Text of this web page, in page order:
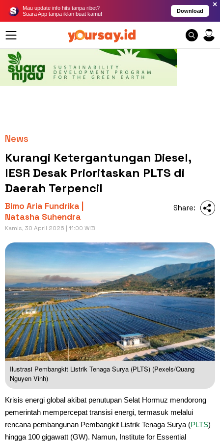
Mau update info hits tanpa ribet?
Suara App tanpa iklan buat kamu!
Download
×
News
Kurangi Ketergantungan Diesel,
IESR Desak Prioritaskan PLTS di
Daerah Terpencil
Bimo Aria Fundrika |
Natasha Suhendra
Kamis, 30 April 2026 | 11:00 WIB
Share:
Ilustrasi Pembangkit Listrik Tenaga Surya (PLTS) (Pexels/Quang
Nguyen Vinh)
Krisis energi global akibat penutupan Selat Hormuz mendorong
pemerintah mempercepat transisi energi, termasuk melalui
rencana pembangunan Pembangkit Listrik Tenaga Surya (PLTS)
hingga 100 gigawatt (GW). Namun, Institute for Essential